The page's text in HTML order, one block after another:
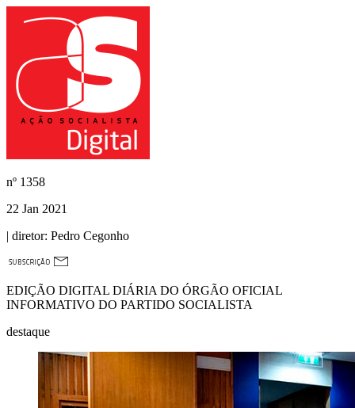
nº 1358
22 Jan 2021
| diretor: Pedro Cegonho
EDIÇÃO DIGITAL DIÁRIA DO ÓRGÃO OFICIAL
INFORMATIVO DO PARTIDO SOCIALISTA
destaque